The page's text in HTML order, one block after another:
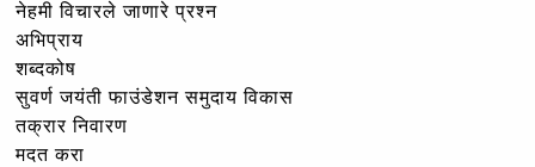
नेहमी विचारले जाणारे प्रश्न
अभिप्राय
शब्दकोष
सुवर्ण जयंती फाउंडेशन समुदाय विकास
तक्रार निवारण
मदत करा